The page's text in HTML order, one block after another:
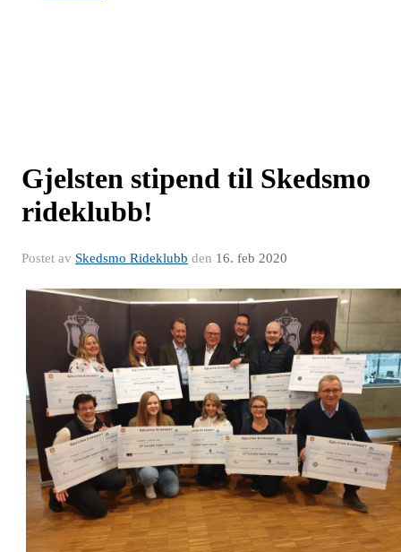
Gjelsten stipend til Skedsmo
rideklubb!
Postet av Skedsmo Rideklubb den 16. feb 2020